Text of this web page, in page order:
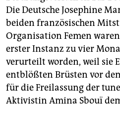
Die Deutsche Josephine
beiden französischen
Organisation Femen
erster Instanz zu vier
verurteilt worden, weil sie
entblößten Brüsten vor
für die Freilassung der
Aktivistin Amina Sbouï